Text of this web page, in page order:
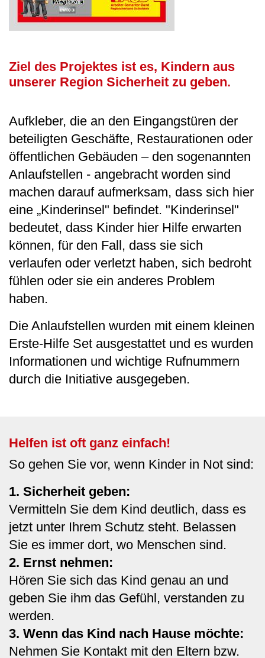
Ziel des Projektes ist es, Kindern aus
unserer Region Sicherheit zu geben.
Aufkleber, die an den Eingangstüren der
beteiligten Geschäfte, Restaurationen oder
öffentlichen Gebäuden – den sogenannten
Anlaufstellen - angebracht worden sind
machen darauf aufmerksam, dass sich hier
eine „Kinderinsel" befindet. "Kinderinsel"
bedeutet, dass Kinder hier Hilfe erwarten
können, für den Fall, dass sie sich
verlaufen oder verletzt haben, sich bedroht
fühlen oder sie ein anderes Problem
haben.
Die Anlaufstellen wurden mit einem kleinen
Erste-Hilfe Set ausgestattet und es wurden
Informationen und wichtige Rufnummern
durch die Initiative ausgegeben.
Helfen ist oft ganz einfach!
So gehen Sie vor, wenn Kinder in Not sind:
1. Sicherheit geben:
Vermitteln Sie dem Kind deutlich, dass es
jetzt unter Ihrem Schutz steht. Belassen
Sie es immer dort, wo Menschen sind.
2. Ernst nehmen:
Hören Sie sich das Kind genau an und
geben Sie ihm das Gefühl, verstanden zu
werden.
3. Wenn das Kind nach Hause möchte:
Nehmen Sie Kontakt mit den Eltern bzw.